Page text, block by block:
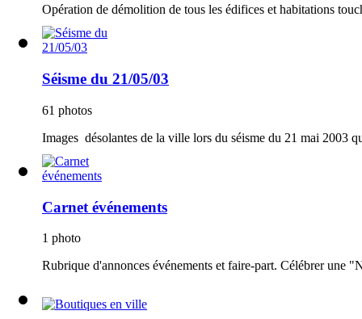
Opération de démolition de tous les édifices et habitations
Séisme du 21/05/03
61 photos
Images désolantes de la ville lors du séisme du 21 mai 2003
Carnet événements
1 photo
Rubrique d'annonces événements et faire-part. Célébrer une